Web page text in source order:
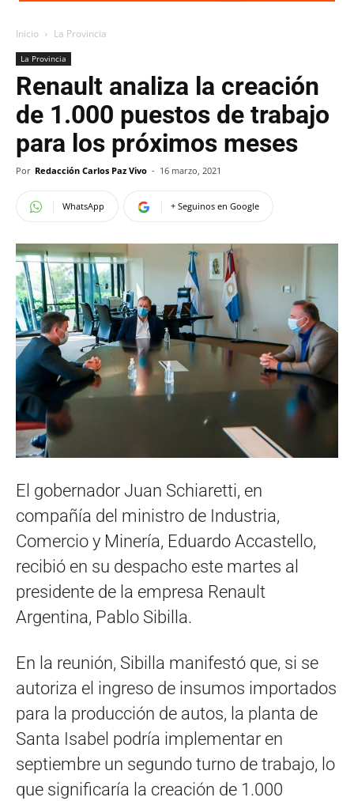
Inicio La Provincia
La Provincia
Renault analiza la creación
de 1.000 puestos de trabajo
para los próximos meses
Por Redacción Carlos Paz Vivo - 16 marzo, 2021
WhatsApp + Seguinos en Google
El gobernador Juan Schiaretti, en
compañía del ministro de Industria,
Comercio y Minería, Eduardo Accastello,
recibió en su despacho este martes al
presidente de la empresa Renault
Argentina, Pablo Sibilla.
En la reunión, Sibilla manifestó que, si se
autoriza el ingreso de insumos importados
para la producción de autos, la planta de
Santa Isabel podría implementar en
septiembre un segundo turno de trabajo, lo
que significaría la creación de 1.000